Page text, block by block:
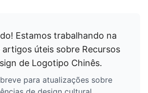
Estamos trabalhando na
artigos úteis sobre Recursos
de Logotipo Chinês.
para atualizações sobre